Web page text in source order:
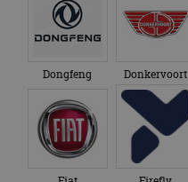
Dongfeng Donkervoort